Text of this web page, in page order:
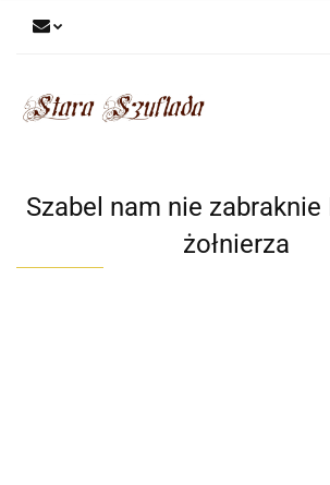
Szabel nam nie zabraknie
żołnierza